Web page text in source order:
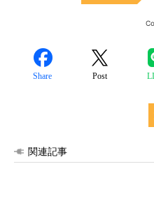
Share Post
関連記事